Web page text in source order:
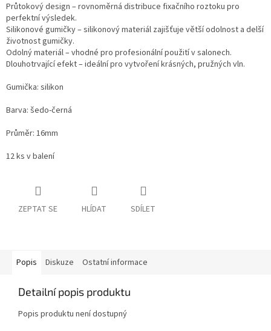
Průtokový design – rovnoměrná distribuce fixačního roztoku pro
perfektní výsledek.
Silikonové gumičky – silikonový materiál zajišťuje větší odolnost a delší
životnost gumičky.
Odolný materiál – vhodné pro profesionální použití v salonech.
Dlouhotrvající efekt – ideální pro vytvoření krásných, pružných vln.
Gumička: silikon
Barva: šedo-černá
Průměr: 16mm
12 ks v balení
ZEPTAT SE HLÍDAT SDÍLET
Popis Diskuze Ostatní informace
Detailní popis produktu
Popis produktu není dostupný